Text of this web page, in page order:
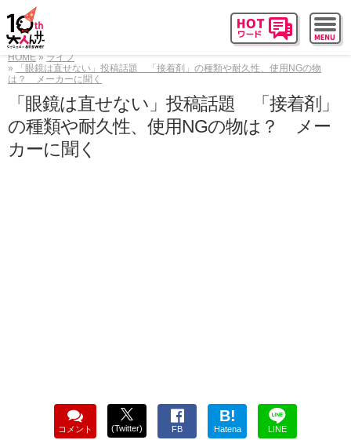
HOME
ライフ
「眼鏡は直せない」投稿話題 「接着剤」の種類や耐久性、使用NGの物
は？ メーカーに聞く
「眼鏡は直せない」投稿話題 「接着剤」
の種類や耐久性、使用NGの物は？ メー
カーに聞く
コメント (Twitter) FB
B!
Hatena LINE